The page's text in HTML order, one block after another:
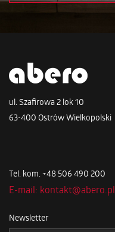
ul. Szafirowa 2 lok 10
63-400 Ostrów Wielkopolski
Tel. kom. +48 506 490 200
E-mail: kontakt@abero.pl
Newsletter